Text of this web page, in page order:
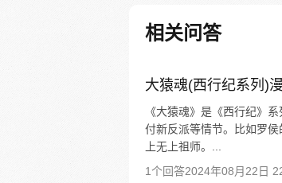
相关问答
大猿魂(西行纪系列)
《大猿魂》是《西行纪》
付新反派等情节。比如罗
上无上祖师。...
1个回答2024年08月22日